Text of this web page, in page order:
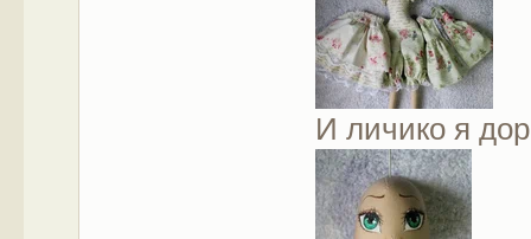
И личико я